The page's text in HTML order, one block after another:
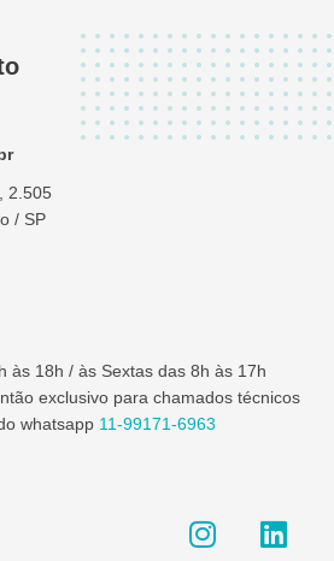
2.505
/ SP
às 18h / às Sextas das 8h às 17h
exclusivo para chamados técnicos
whatsapp 11-99171-6963
n i